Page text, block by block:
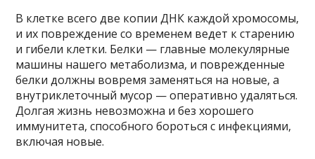
В клетке всего две копии ДНК каждой хромосомы,
и их повреждение со временем ведет к старению
и гибели клетки. Белки — главные молекулярные
машины нашего метаболизма, и поврежденные
белки должны вовремя заменяться на новые, а
внутриклеточный мусор — оперативно удаляться.
Долгая жизнь невозможна и без хорошего
иммунитета, способного бороться с инфекциями,
включая новые.